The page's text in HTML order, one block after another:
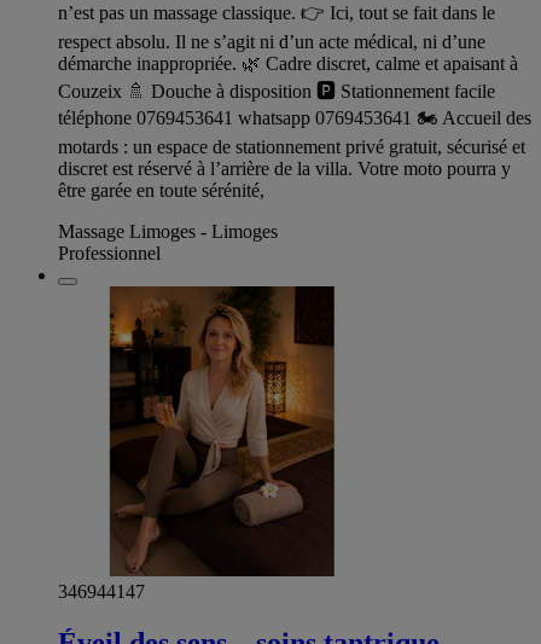
n’est pas un massage classique. 👉 Ici, tout se fait dans le
respect absolu. Il ne s’agit ni d’un acte médical, ni d’une
démarche inappropriée. 🌿 Cadre discret, calme et apaisant à
Couzeix 🚿 Douche à disposition 🅿️ Stationnement facile
téléphone 0769453641 whatsapp 0769453641 🏍️ Accueil des
motards : un espace de stationnement privé gratuit, sécurisé et
discret est réservé à l’arrière de la villa. Votre moto pourra y
être garée en toute sérénité,
Massage Limoges - Limoges
Professionnel
346944147